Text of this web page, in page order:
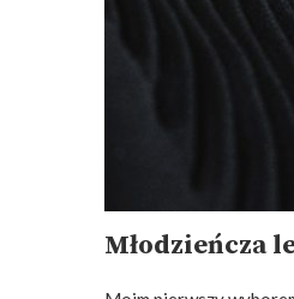
Młodzieńcza